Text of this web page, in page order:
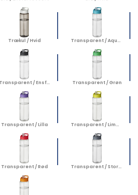
Trækul / Hvid Transparent / Aquablå
Transparent / Ensfarvet sort Transparent / Grøn
Transparent / Lilla Transparent / Limefarvet
Transparent / Rød Transparent / Stormgrå